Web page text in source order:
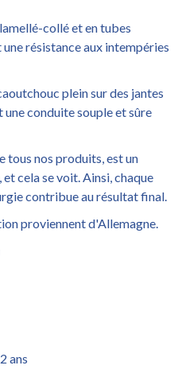
collé et en tubes
résistance aux intempéries
plein sur des jantes
une conduite souple et sûre
tous nos produits, est un
cela se voit. Ainsi, chaque
contribue au résultat final.
proviennent d'Allemagne.
ans